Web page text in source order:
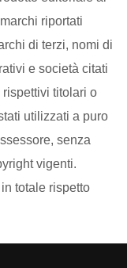
riportati
di terzi, nomi di
e società citati
titolari o
utilizzati a puro
senza
vigenti.
totale rispetto